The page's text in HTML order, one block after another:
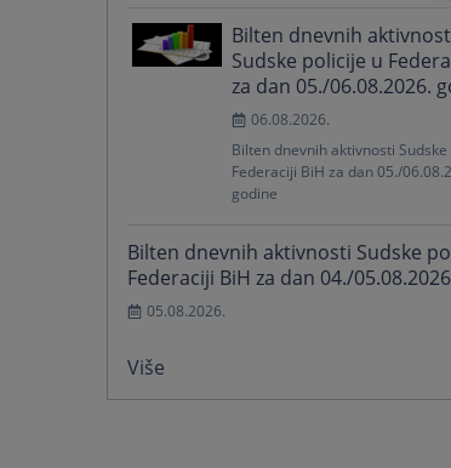
Bilten dnevnih
Sudske policije u
za dan 05./06.08.2026.
06.08.2026.
Bilten dnevnih aktivnosti
Federaciji BiH za dan 05./
godine
Bilten dnevnih aktivnosti Sudske
Federaciji BiH za dan 04./
05.08.2026.
Više